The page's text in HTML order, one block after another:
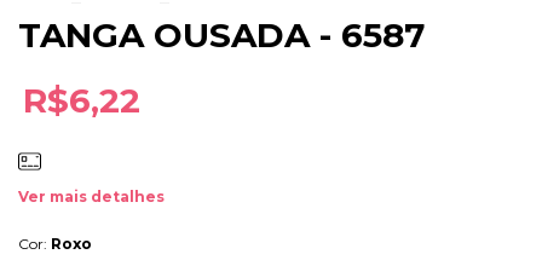
TANGA OUSADA - 6587
R$6,22
Ver mais detalhes
Cor: Roxo